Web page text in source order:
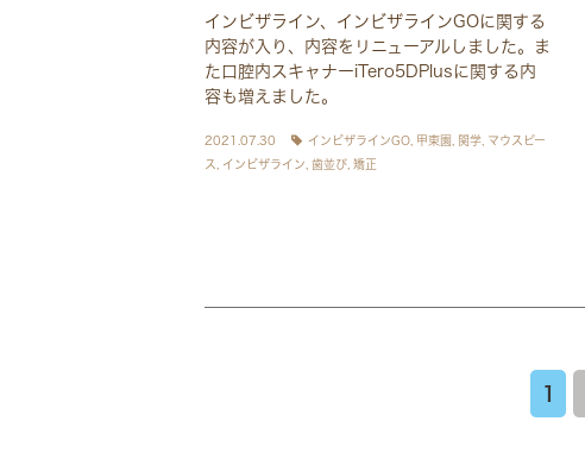
インビザライン、インビザラインGOに関する
内容が入り、内容をリニューアルしました。ま
た口腔内スキャナーiTero5DPlusに関する内
容も増えました。
2021.07.30 インビザラインGO 甲東園 関学 マウスピー
ス
インビザライン 歯並び 矯正
1